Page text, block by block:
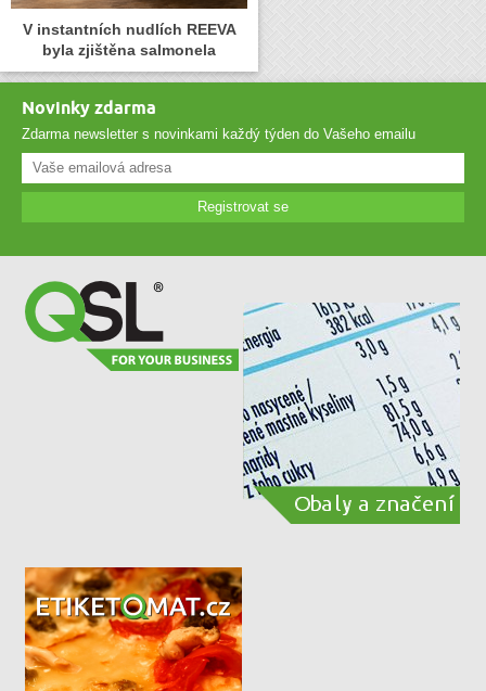
V instantních nudlích REEVA
byla zjištěna salmonela
Novinky zdarma
Zdarma newsletter s novinkami každý týden do Vašeho emailu
Registrovat se